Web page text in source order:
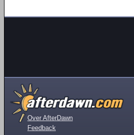
Over AfterDawn
Feedback